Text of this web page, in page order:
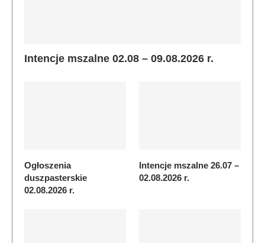
Intencje mszalne 02.08 – 09.08.2026 r.
Ogłoszenia
duszpasterskie
02.08.2026 r.
Intencje mszalne 26.07 –
02.08.2026 r.